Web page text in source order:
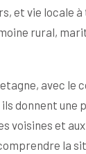
et vie locale à
rural,
avec le
donnent une
voisines et
la